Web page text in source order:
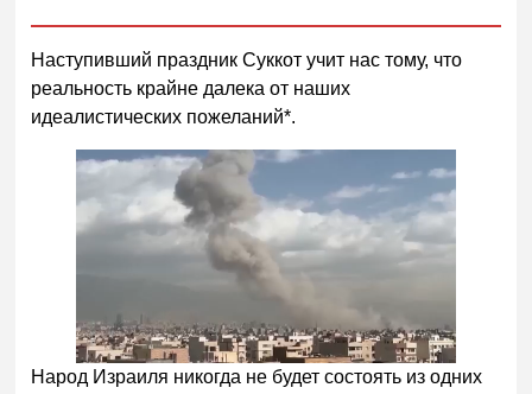
Наступивший праздник Суккот учит нас тому, что
реальность крайне далека от наших
идеалистических пожеланий*.
Народ Израиля никогда не будет состоять из одних